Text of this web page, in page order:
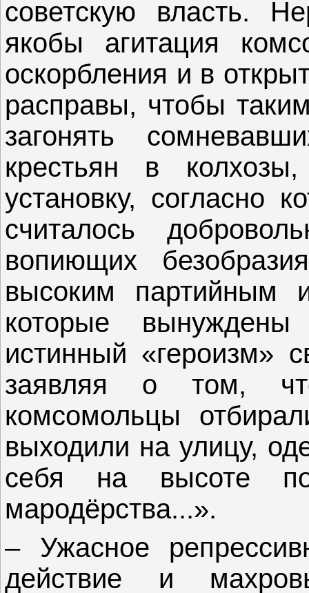
советскую власть.
якобы агитация
оскорбления и в
расправы, чтобы
загонять
крестьян в
установку, согласно
считалось
вопиющих
высоким партийным
которые
истинный «героизм»
заявляя о том,
комсомольцы
выходили на улицу,
себя на высоте
мародёрства...».
– Ужасное
действие и